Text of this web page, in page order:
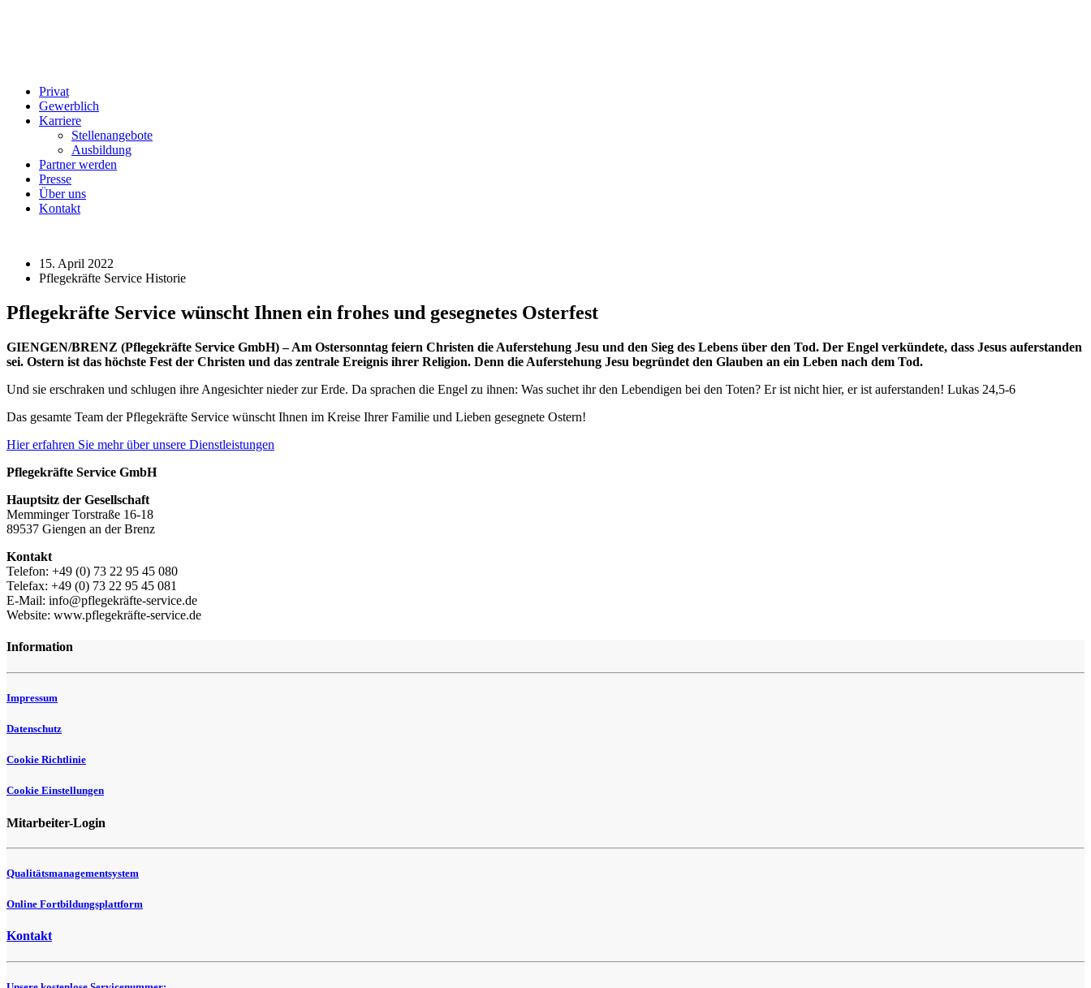
Privat
Gewerblich
Karriere
Stellenangebote
Ausbildung
Partner werden
Presse
Über uns
Kontakt
15. April 2022
Pflegekräfte Service Historie
Pflegekräfte Service wünscht Ihnen ein frohes und gesegnetes Osterfest
GIENGEN/BRENZ (Pflegekräfte Service GmbH) – Am Ostersonntag feiern Christen die Auferstehung Jesu und den Sieg des Lebens über den Tod. Der Engel verkündete, dass Jesus auferstanden
sei. Ostern ist das höchste Fest der Christen und das zentrale Ereignis ihrer Religion. Denn die Auferstehung Jesu begründet den Glauben an ein Leben nach dem Tod.
Und sie erschraken und schlugen ihre Angesichter nieder zur Erde. Da sprachen die Engel zu ihnen: Was suchet ihr den Lebendigen bei den Toten? Er ist nicht hier, er ist auferstanden! Lukas 24,5-6
Das gesamte Team der Pflegekräfte Service wünscht Ihnen im Kreise Ihrer Familie und Lieben gesegnete Ostern!
Hier erfahren Sie mehr über unsere Dienstleistungen
Pflegekräfte Service GmbH
Hauptsitz der Gesellschaft
Memminger Torstraße 16-18
89537 Giengen an der Brenz
Kontakt
Telefon: +49 (0) 73 22 95 45 080
Telefax: +49 (0) 73 22 95 45 081
E-Mail: info@pflegekräfte-service.de
Website: www.pflegekräfte-service.de
Information
Impressum
Datenschutz
Cookie Richtlinie
Cookie Einstellungen
Mitarbeiter-Login
Qualitätsmanagementsystem
Online Fortbildungsplattform
Kontakt